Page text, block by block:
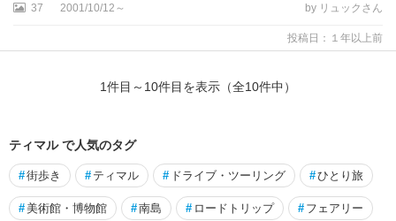
ン
ン
テ
ア
ナ
37 2001/10/12～ by リュックさん
投稿日：１年以上前
1件目～ 10件目を表示（全10件中）
ティマル で人気のタグ
#街歩き # ティマル # ドライブ・ツーリング #ひとり旅
#美術館・博物館 #南島 # ロードトリップ # フェアリー